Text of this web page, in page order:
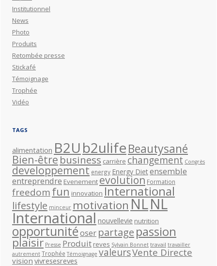
Institutionnel
News
Photo
Produits
Retombée presse
Stickafé
Témoignage
Trophée
Vidéo
TAGS
alimentation B2Ub2ulifeBeautysané
Bien-êtrebusiness carrière changement Congrès
developpement energy Energy Dietensemble
entreprendre Evenementevolution Formation
freedomfun innovation International
lifestyle minceur motivationNLNL
Internationalnouvellevie nutrition
opportunitéoser partage passion
plaisir Presse Produit reves Sylvain Bonnet travail travailler
autrement Trophée Témoignage valeursVente Directe
vision vivresesreves